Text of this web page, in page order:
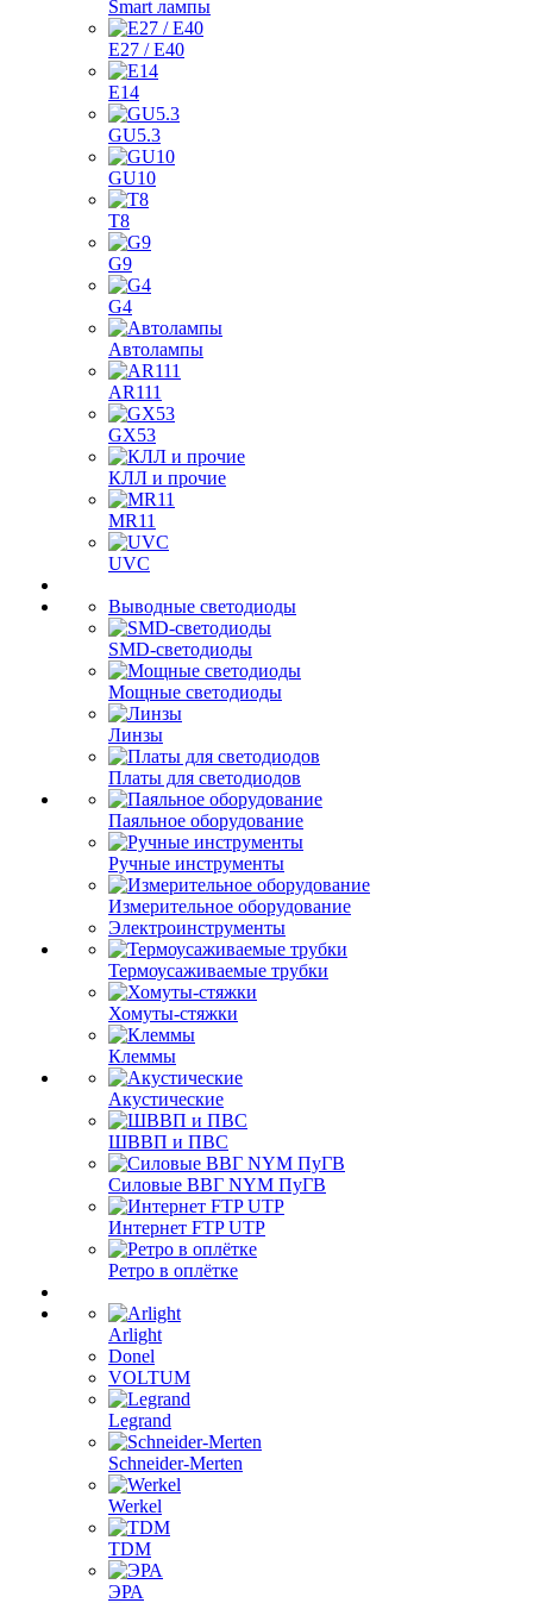
Smart лампы
E27 / E40
E14
GU5.3
GU10
T8
G9
G4
Автолампы
AR111
GX53
КЛЛ и прочие
MR11
UVC
Выводные светодиоды
SMD-светодиоды
Мощные светодиоды
Линзы
Платы для светодиодов
Паяльное оборудование
Ручные инструменты
Измерительное оборудование
Электроинструменты
Термоусаживаемые трубки
Хомуты-стяжки
Клеммы
Акустические
ШВВП и ПВС
Силовые ВВГ NYM ПуГВ
Интернет FTP UTP
Ретро в оплётке
Arlight
Donel
VOLTUM
Legrand
Schneider-Merten
Werkel
TDM
ЭРА